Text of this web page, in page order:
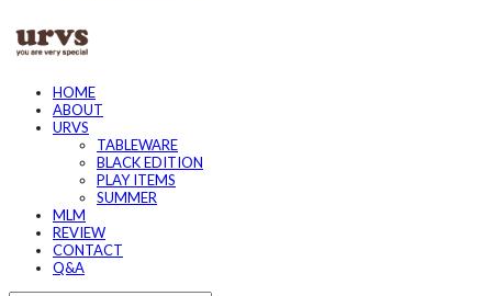
HOME
ABOUT
URVS
TABLEWARE
BLACK EDITION
PLAY ITEMS
SUMMER
MLM
REVIEW
CONTACT
Q&A